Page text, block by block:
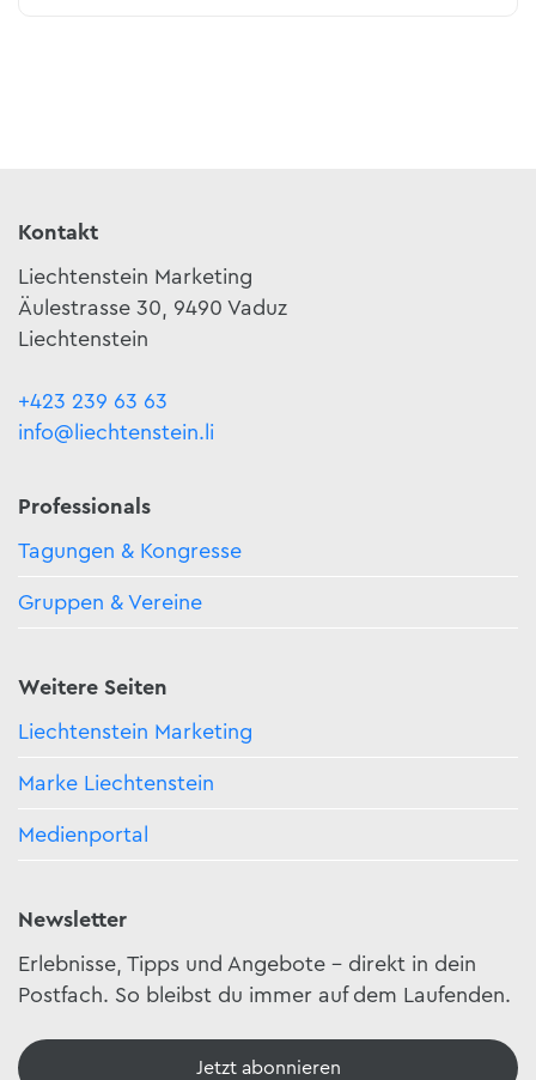
Kontakt
Liechtenstein Marketing
Äulestrasse 30, 9490 Vaduz
Liechtenstein
+423 239 63 63
info@liechtenstein.li
Professionals
Tagungen & Kongresse
Gruppen & Vereine
Weitere Seiten
Liechtenstein Marketing
Marke Liechtenstein
Medienportal
Newsletter
Erlebnisse, Tipps und Angebote – direkt in dein
Postfach. So bleibst du immer auf dem Laufenden.
Jetzt abonnieren